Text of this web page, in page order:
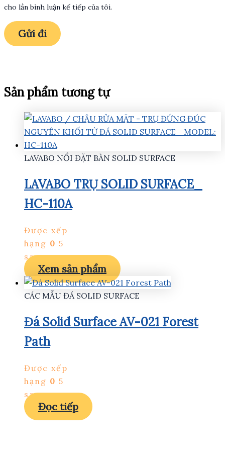
cho lần bình luận kế tiếp của tôi.
Sản phẩm tương tự
LAVABO NỔI ĐẶT BÀN SOLID SURFACE
LAVABO TRỤ SOLID SURFACE_
HC-110A
Được xếp
hạng 0 5
sao
Xem sản phẩm
CÁC MẪU ĐÁ SOLID SURFACE
Đá Solid Surface AV-021 Forest
Path
Được xếp
hạng 0 5
sao
Đọc tiếp